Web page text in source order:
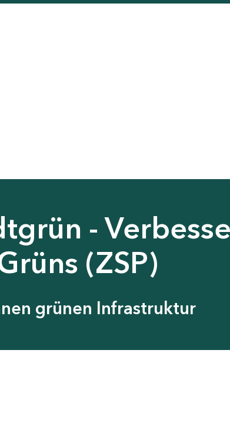
-
(ZSP)
grünen Infrastruktur